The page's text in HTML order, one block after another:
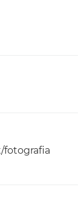
fotografia